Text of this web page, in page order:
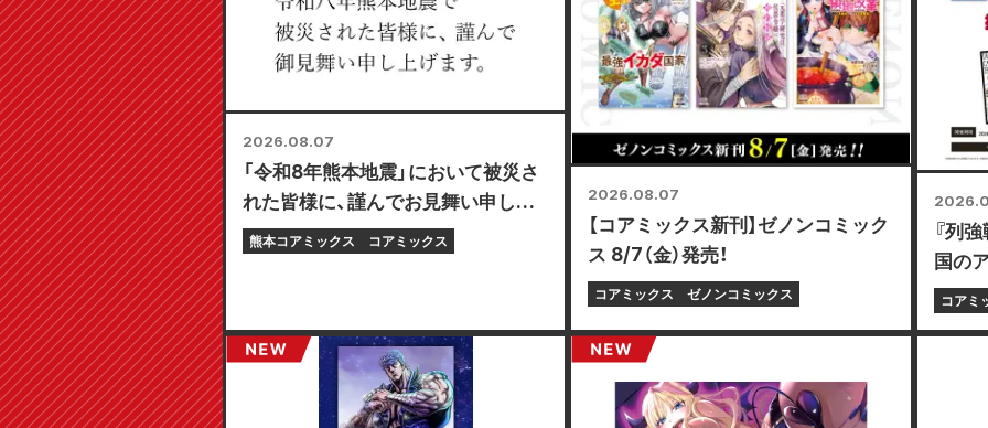
2026.08.07
「令和8年熊本地震」において被災さ
れた皆様に、謹んでお見舞い申し上
げます。
熊本コアミックス コアミックス
2026.08.07
【コアミックス新刊】ゼノンコミック
ス 8/7（金）発売！
コアミックス ゼノンコミックス
『列
国の
ニカ
フェ
コアミ